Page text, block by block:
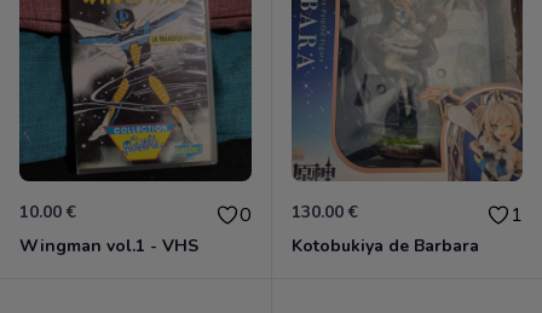
10.00 € 0
Wingman vol.1 - VHS
130.00 € 1
Kotobukiya de Barbara